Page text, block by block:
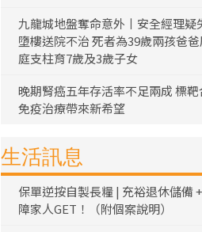
九龍城地盤奪命意外丨安全經理疑
墮樓送院不治 死者為39歲兩孩爸
庭支柱育7歲及3歲子女
晚期腎癌五年存活率不足兩成 標
免疫治療帶來新希望
生活訊息
保單逆按自製長糧 | 充裕退休儲備
障家人GET！（附個案說明）